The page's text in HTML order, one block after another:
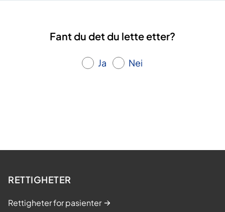
Fant du det du lette etter?
Ja Nei
RETTIGHETER
Rettigheter for pasienter